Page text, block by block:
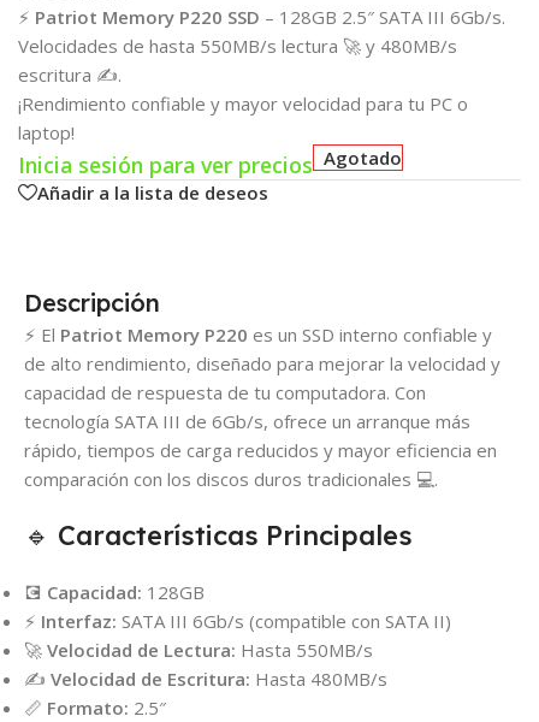
⚡ Patriot Memory P220 SSD – 128GB 2.5″ SATA III 6Gb/s.
Velocidades de hasta 550MB/s lectura 🚀 y 480MB/s
escritura ✍️.
¡Rendimiento confiable y mayor velocidad para tu PC o
laptop!
Inicia sesión para ver precios Agotado
Añadir a la lista de deseos
Descripción
⚡ El Patriot Memory P220 es un SSD interno confiable y
de alto rendimiento, diseñado para mejorar la velocidad y
capacidad de respuesta de tu computadora. Con
tecnología SATA III de 6Gb/s, ofrece un arranque más
rápido, tiempos de carga reducidos y mayor eficiencia en
comparación con los discos duros tradicionales 💻.
🔹 Características Principales
💽 Capacidad: 128GB
⚡ Interfaz: SATA III 6Gb/s (compatible con SATA II)
🚀 Velocidad de Lectura: Hasta 550MB/s
✍️ Velocidad de Escritura: Hasta 480MB/s
📏 Formato: 2.5″